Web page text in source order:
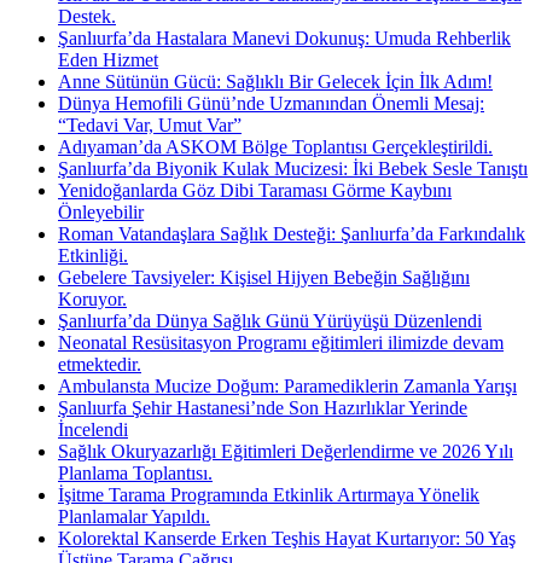
Destek.
Şanlıurfa’da Hastalara Manevi Dokunuş: Umuda Rehberlik
Eden Hizmet
Anne Sütünün Gücü: Sağlıklı Bir Gelecek İçin İlk Adım!
Dünya Hemofili Günü’nde Uzmanından Önemli Mesaj:
“Tedavi Var, Umut Var”
Adıyaman’da ASKOM Bölge Toplantısı Gerçekleştirildi.
Şanlıurfa’da Biyonik Kulak Mucizesi: İki Bebek Sesle Tanıştı
Yenidoğanlarda Göz Dibi Taraması Görme Kaybını
Önleyebilir
Roman Vatandaşlara Sağlık Desteği: Şanlıurfa’da Farkındalık
Etkinliği.
Gebelere Tavsiyeler: Kişisel Hijyen Bebeğin Sağlığını
Koruyor.
Şanlıurfa’da Dünya Sağlık Günü Yürüyüşü Düzenlendi
Neonatal Resüsitasyon Programı eğitimleri ilimizde devam
etmektedir.
Ambulansta Mucize Doğum: Paramediklerin Zamanla Yarışı
Şanlıurfa Şehir Hastanesi’nde Son Hazırlıklar Yerinde
İncelendi
Sağlık Okuryazarlığı Eğitimleri Değerlendirme ve 2026 Yılı
Planlama Toplantısı.
İşitme Tarama Programında Etkinlik Artırmaya Yönelik
Planlamalar Yapıldı.
Kolorektal Kanserde Erken Teşhis Hayat Kurtarıyor: 50 Yaş